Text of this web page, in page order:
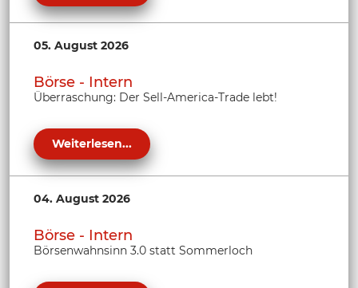
05. August 2026
Börse - Intern
Überraschung: Der Sell-America-Trade lebt!
Weiterlesen...
04. August 2026
Börse - Intern
Börsenwahnsinn 3.0 statt Sommerloch